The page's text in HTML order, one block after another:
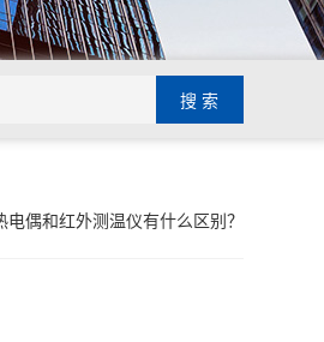
偶和红外测温仪有什么区别？